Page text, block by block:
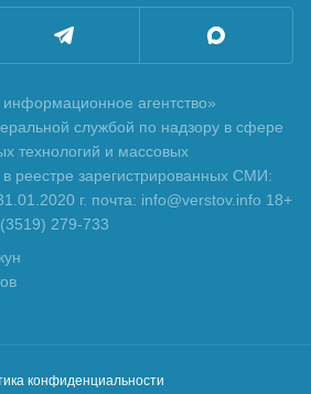
агентство»
службой по надзору в сфере
технологий и массовых
реестре зарегистрированных СМИ:
г. почта: info@verstov.info 18+
279-733
конфиденциальности